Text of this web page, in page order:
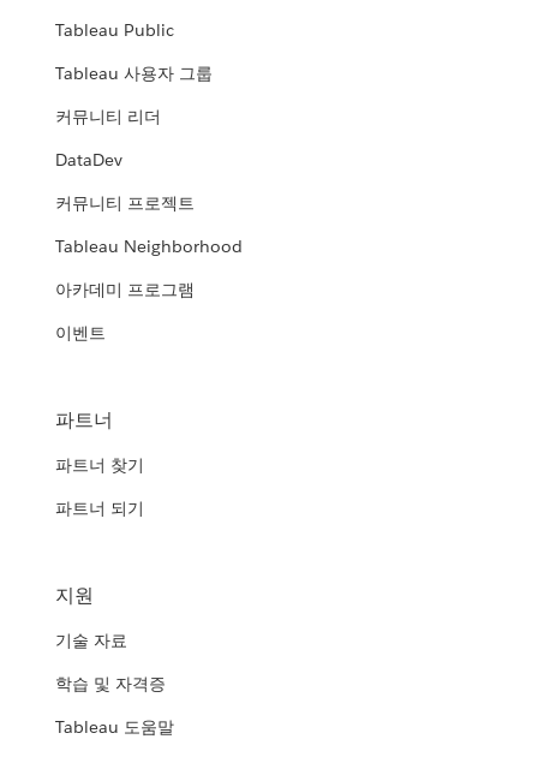
Tableau Public
Tableau 사용자 그룹
커뮤니티 리더
DataDev
커뮤니티 프로젝트
Tableau Neighborhood
아카데미 프로그램
이벤트
파트너
파트너 찾기
파트너 되기
지원
기술 자료
학습 및 자격증
Tableau 도움말